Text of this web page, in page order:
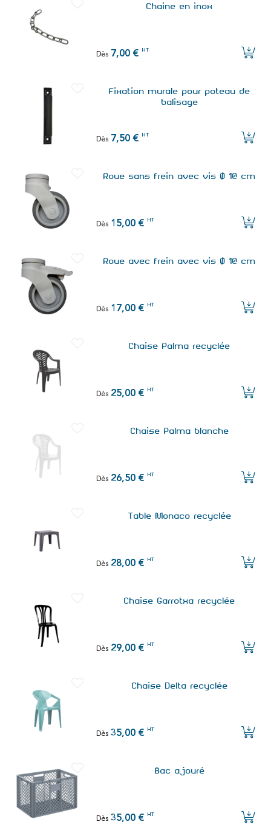
Chaine en inox
Dès 7,00 € HT
Fixation murale pour poteau de
balisage
Dès 7,50 € HT
Roue sans frein avec vis Ø 10 cm
Dès 15,00 € HT
Roue avec frein avec vis Ø 10 cm
Dès 17,00 € HT
Chaise Palma recyclée
Dès 25,00 € HT
Chaise Palma blanche
Dès 26,50 € HT
Table Monaco recyclée
Dès 28,00 € HT
Chaise Garrotxa recyclée
Dès 29,00 € HT
Chaise Delta recyclée
Dès 35,00 € HT
Bac ajouré
Dès 35,00 € HT